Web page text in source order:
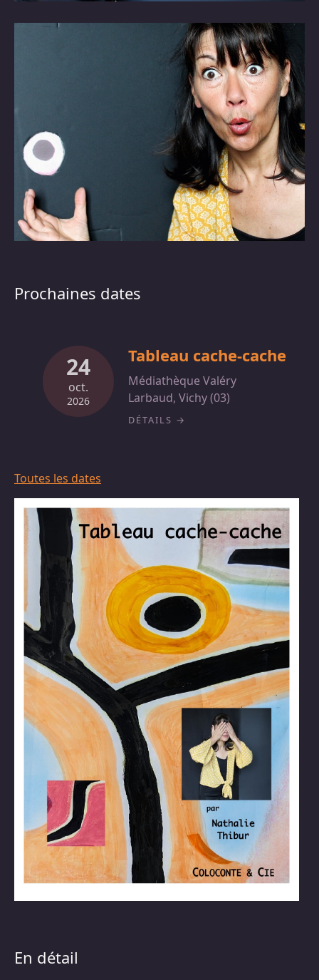
Prochaines dates
24
oct.
2026
Tableau cache-cache
Médiathèque Valéry
Larbaud, Vichy (03)
DÉTAILS
Toutes les dates
En détail